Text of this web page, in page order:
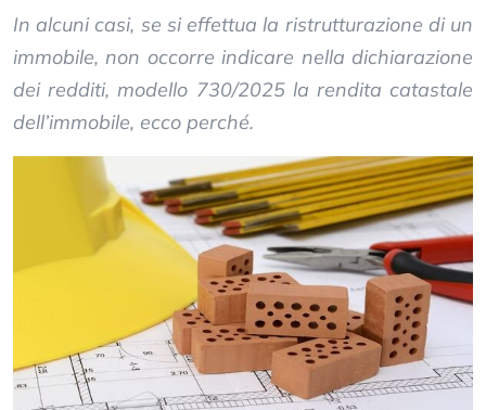
In alcuni casi, se si effettua la ristrutturazione di un
immobile, non occorre indicare nella dichiarazione
dei redditi, modello 730/2025 la rendita catastale
dell’immobile, ecco perché.